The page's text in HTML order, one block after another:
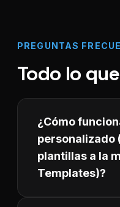
PREGUNTAS
Todo lo
¿Cómo
personalizado
plantillas a la
Templates)?